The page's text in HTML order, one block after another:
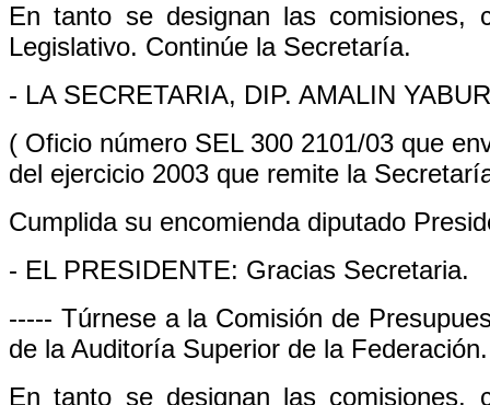
En tanto se designan las comisiones,
Legislativo. Continúe la Secretaría.
- LA SECRETARIA, DIP. AMALIN
( Oficio número SEL 300 2101/03 que
del ejercicio 2003 que remite la
Cumplida su encomienda diputado
- EL PRESIDENTE: Gracias Secretaria.
----- Túrnese a la Comisión de
de la Auditoría Superior de la Federación.
En tanto se designan las comisiones,